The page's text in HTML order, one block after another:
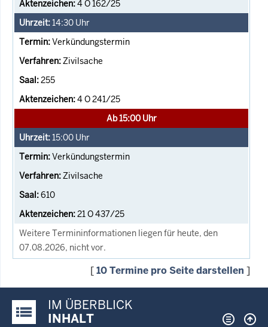
4 O 162/25
14:30 Uhr
Verkündungstermin
Zivilsache
255
4 O 241/25
Ab 15:00 Uhr
15:00 Uhr
Verkündungstermin
Zivilsache
610
21 O 437/25
Weitere Termininformationen liegen für heute, den
07.08.2026, nicht vor.
[10 Termine pro Seite darstellen ]
Justiz-Portal im Überblick:
IM ÜBERBLICK
INHALT